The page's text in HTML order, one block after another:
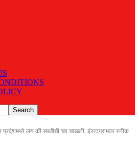
लय की सब्जीची चव चाखली, इंस्टाग्रामवर स्नीक